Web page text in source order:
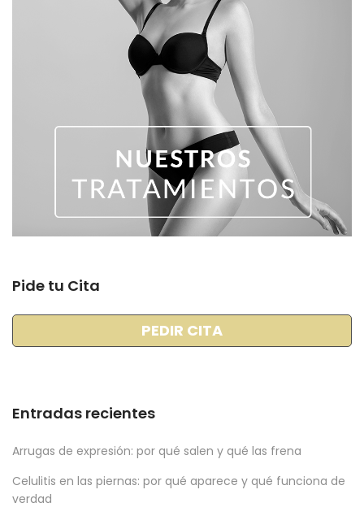
Pide tu Cita
PEDIR CITA
Entradas recientes
Arrugas de expresión: por qué salen y qué las frena
Celulitis en las piernas: por qué aparece y qué funciona de
verdad